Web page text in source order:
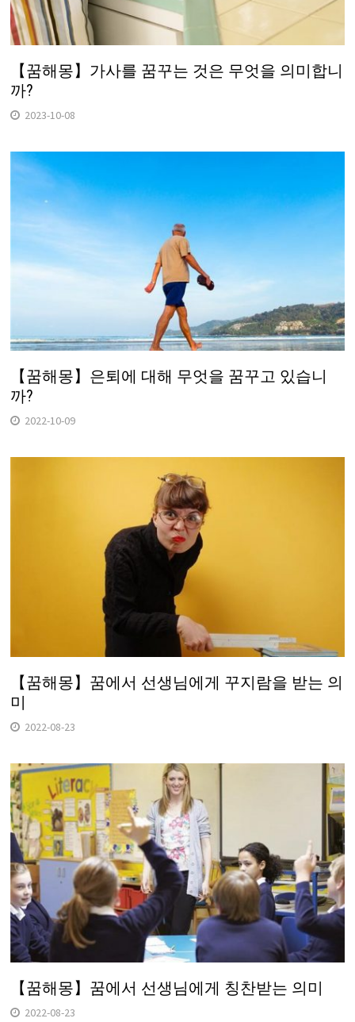
【꿈해몽】가사를 꿈꾸는 것은 무엇을 의미합니
까?
2023-10-08
【꿈해몽】은퇴에 대해 무엇을 꿈꾸고 있습니
까?
2022-10-09
【꿈해몽】꿈에서 선생님에게 꾸지람을 받는 의
미
2022-08-23
【꿈해몽】꿈에서 선생님에게 칭찬받는 의미
2022-08-23